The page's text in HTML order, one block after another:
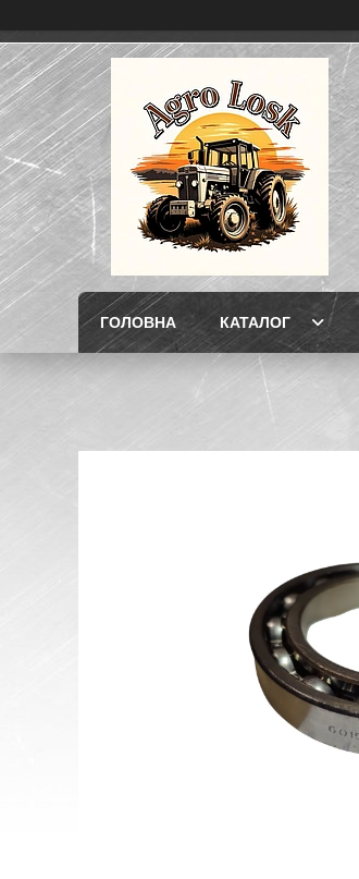
ГОЛОВНА КАТАЛОГ